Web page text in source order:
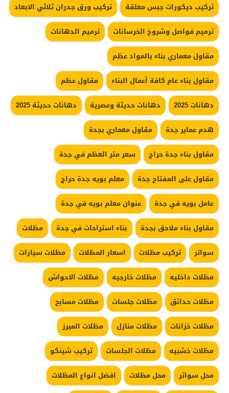
تركيب ديكورات جبس معلقة
تركيب ورق جدران ثلاثي الابعاد
ترميم فواصل وشروخ الخرسانات
ترميم الدهانات
مقاول معماري بناء بالمواد عظم
مقاول بناء عام كافة أعمال البناء
مقاول عظم
دهانات 2025
دهانات حديثة وعصرية
دهانات حديثة 2025
هدم عماير جدة
مقاول معماري بجدة
مقاول بناء جدة حراج
سعر متر العظم في جدة
مقاول على المفتاح جدة
معلم بويه جدة حراج
عامل بويه في جدة
عنوان معلم بويه في جدة
مقاول بناء ملاحق بجدة
بناء استراحات في جدة
مظلات
سواتر
تركيب مظلات اسعار المظلات
مظلات سيارات
مظلات داخليه
مظلات خارجيه
مظلات الاحواش
مظلات حدائق
مظلات جلسات
مظلات مسابح
مظلات خزانات
مظلات منازل
مظلات المبرز
مظلات خشبيه
مظلات الجلسات
تركيب شينكو
محل سواتر
محل مظلات
افضل انواع المظلات